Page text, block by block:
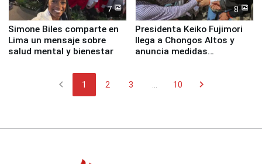
7
Simone Biles comparte en
Lima un mensaje sobre
salud mental y bienestar
8
Presidenta Keiko Fujimori
llega a Chongos Altos y
anuncia medidas
chevron_left 1 2 3 10 chevron_right